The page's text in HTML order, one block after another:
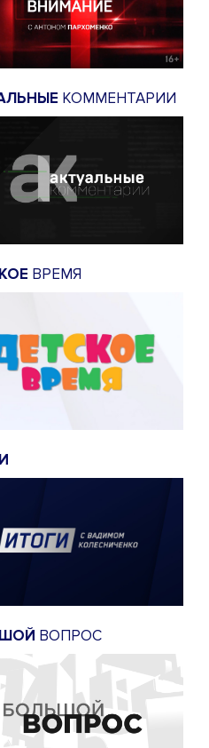
КОММЕНТАРИИ
ВРЕМЯ
ВОПРОС